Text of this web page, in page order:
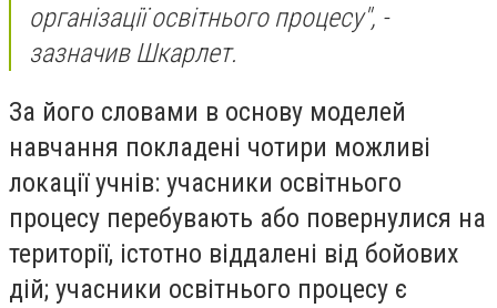
організації освітнього процесу", -
зазначив Шкарлет.
За його словами в основу моделей
навчання покладені чотири можливі
локації учнів: учасники освітнього
процесу перебувають або повернулися на
території, істотно віддалені від бойових
дій; учасники освітнього процесу є